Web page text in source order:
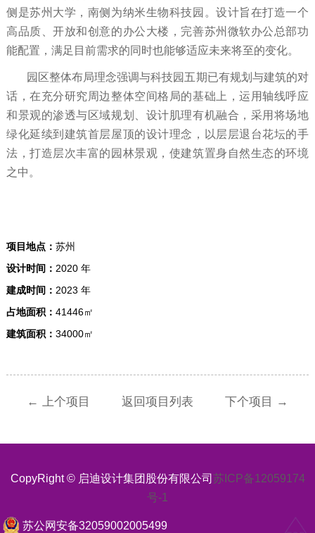
侧是苏州大学，南侧为纳米生物科技园。设计旨在打造一个
高品质、开放和创意的办公大楼，完善苏州微软办公总部功
能配置，满足目前需求的同时也能够适应未来将至的变化。
园区整体布局理念强调与科技园五期已有规划与建筑的对
话，在充分研究周边整体空间格局的基础上，运用轴线呼应
和景观的渗透与区域规划、设计肌理有机融合，采用将场地
绿化延续到建筑首层屋顶的设计理念，以层层退台花坛的手
法，打造层次丰富的园林景观，使建筑置身自然生态的环境
之中。
项目地点： 苏州
设计时间： 2020 年
建成时间： 2023 年
占地面积： 41446㎡
建筑面积： 34000㎡
← 上个项目 返回项目列表 下个项目 →
CopyRight © 启迪设计集团股份有限公司 苏ICP备12059174
号-1
苏公网安备32059002005499